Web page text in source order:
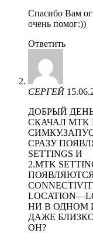
Спасибо Вам
очень помог:))
Ответить
СЕРГЕЙ
ДОБРЫЙ
СКАЧАЛ MTK
СРАЗУ
SETTINGS И
2.MTK
ПОЯВЛЯЮТСЯ
НИ В ОДНОМ
ДАЖЕ БЛИЗКО
ОН?